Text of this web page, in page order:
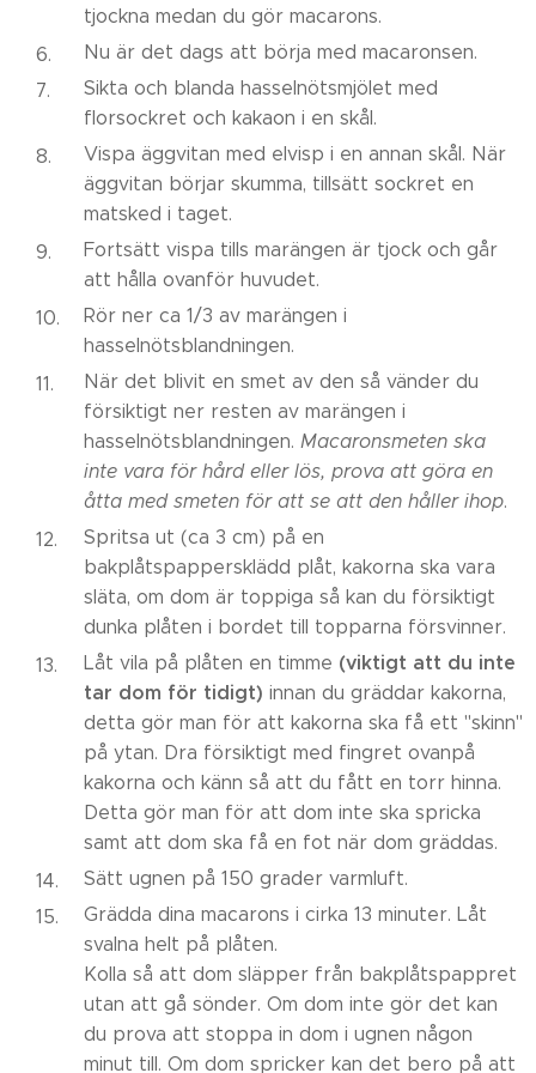
tjockna medan du gör macarons.
Nu är det dags att börja med macaronsen.
Sikta och blanda hasselnötsmjölet med
florsockret och kakaon i en skål.
Vispa äggvitan med elvisp i en annan skål. När
äggvitan börjar skumma, tillsätt sockret en
matsked i taget.
Fortsätt vispa tills marängen är tjock och går
att hålla ovanför huvudet.
Rör ner ca 1/3 av marängen i
hasselnötsblandningen.
När det blivit en smet av den så vänder du
försiktigt ner resten av marängen i
hasselnötsblandningen. Macaronsmeten ska
inte vara för hård eller lös, prova att göra en
åtta med smeten för att se att den håller ihop.
Spritsa ut (ca 3 cm) på en
bakplåtspappersklädd plåt, kakorna ska vara
släta, om dom är toppiga så kan du försiktigt
dunka plåten i bordet till topparna försvinner.
Låt vila på plåten en timme (viktigt att du inte
tar dom för tidigt) innan du gräddar kakorna,
detta gör man för att kakorna ska få ett ''skinn''
på ytan. Dra försiktigt med fingret ovanpå
kakorna och känn så att du fått en torr hinna.
Detta gör man för att dom inte ska spricka
samt att dom ska få en fot när dom gräddas.
Sätt ugnen på 150 grader varmluft.
Grädda dina macarons i cirka 13 minuter. Låt
svalna helt på plåten.
Kolla så att dom släpper från bakplåtspappret
utan att gå sönder. Om dom inte gör det kan
du prova att stoppa in dom i ugnen någon
minut till. Om dom spricker kan det bero på att